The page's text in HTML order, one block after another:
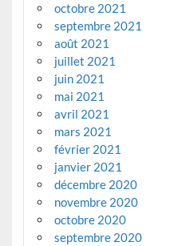
octobre 2021
septembre 2021
août 2021
juillet 2021
juin 2021
mai 2021
avril 2021
mars 2021
février 2021
janvier 2021
décembre 2020
novembre 2020
octobre 2020
septembre 2020